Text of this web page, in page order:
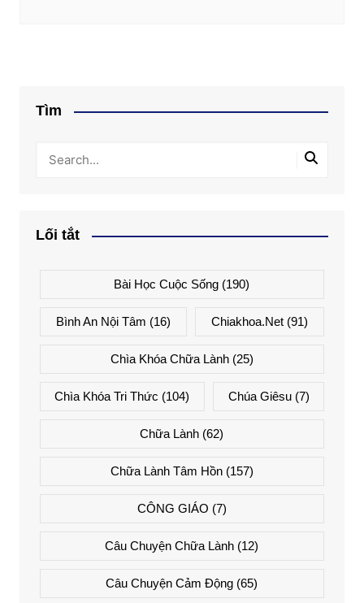
Tìm
Lối tắt
Bài Học Cuộc Sống (190)
Bình An Nội Tâm (16) Chiakhoa.net (91)
Chìa Khóa Chữa Lành(25)
Chìa Khóa Tri Thức (104) Chúa Giêsu(7)
Chữa Lành (62)
Chữa Lành Tâm Hồn(157)
CÔNG GIÁO (7)
Câu Chuyện Chữa Lành (12)
Câu Chuyện Cảm Động (65)